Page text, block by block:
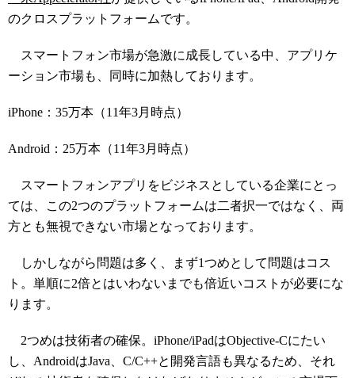
のクロスプラットフォームです。
スマートフォン市場が急激に成長している中、アプリケ
ーション市場も、同時に加熱しております。
iPhone：35万本（11年3月時点）
Android：25万本（11年3月時点）
スマートフォンアプリをビジネスとしている企業にとっ
ては、この2つのプラットフォームは二者択一ではなく、両
方とも無視できない市場となっております。
しかしながら問題は多く、まず1つめとして問題はコス
ト。単順に2倍とはいわないまでも倍近いコストが必要にな
ります。
2つめは技術者の確保。iPhone/iPadはObjective-Cにたい
し、AndroidはJava、C/C++と開発言語も異なるため、それ